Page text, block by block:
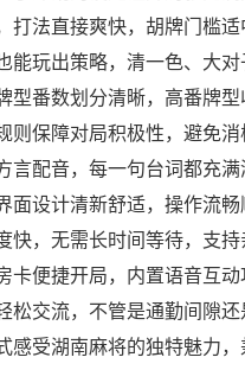
打法直接爽快，胡牌门槛
能玩出策略，清一色、大
型番数划分清晰，高番牌
则保障对局积极性，避免消
言配音，每一句台词都充满
面设计清新舒适，操作流
快，无需长时间等待，支持
卡便捷开局，内置语音互
松交流，不管是通勤间隙
感受湖南麻将的独特魅力，